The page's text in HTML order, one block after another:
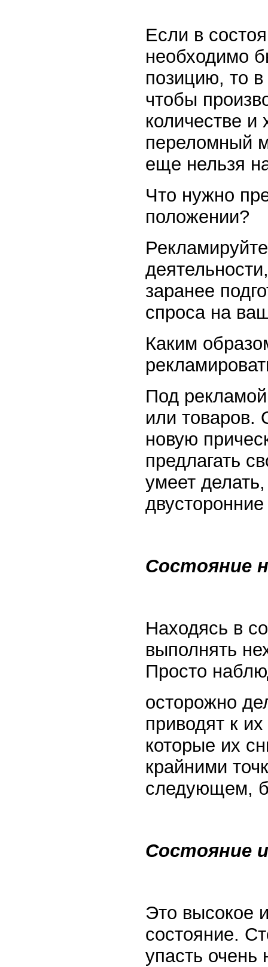
Если в
необходимо
позицию, то
чтобы
количестве и
переломный
еще нельзя
Что нужно
положении?
заранее
спроса на
Каким
Под
или товаров.
новую
предлагать
умеет
Состояние
Находясь в
выполнять
Просто
осторожно
приводят к
которые их
крайними
следующем,
Состояние
Это высокое
состояние.
упасть очень